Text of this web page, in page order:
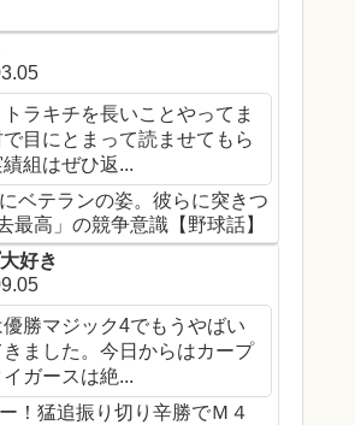
ラキチを長いことやってま
目にとまって読ませてもら
組はぜひ返...
ベテランの姿。彼らに突きつ
最高」の競争意識【野球話】
好き
勝マジック4でもうやばい
ました。今日からはカープ
ガースは絶...
！猛追振り切り辛勝でＭ４